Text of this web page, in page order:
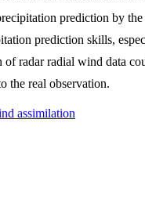
prediction by
prediction skills,
of radar radial wind data
the real observation.
assimilation